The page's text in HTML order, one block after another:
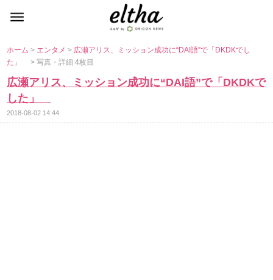
ホーム> エンタメ> 広瀬アリス、ミッション成功に“DAI語”で「DKDKでし
た」> 写真・詳細 4枚目
広瀬アリス、ミッション成功に“DAI語”で「DKDKで
した」
2018-08-02 14:44